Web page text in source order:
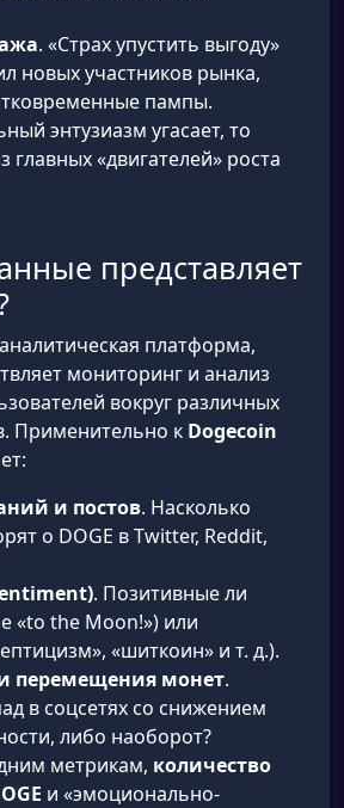
. «Страх упустить выгоду»
новых участников рынка,
пампы.
энтузиазм угасает, то
главных «двигателей» роста
представляет
платформа,
мониторинг и анализ
вокруг различных
Применительно к Dogecoin
и постов. Насколько
о DOGE в Twitter, Reddit,
. Позитивные ли
«to the Moon!») или
«шиткоин» и т. д.).
перемещения монет.
в соцсетях со снижением
либо наоборот?
метрикам, количество
и «эмоционально-